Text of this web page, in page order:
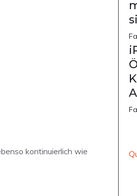
kontinuierlich wie